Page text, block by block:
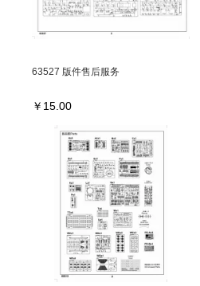
63527 版件售后服务
￥ 15.00